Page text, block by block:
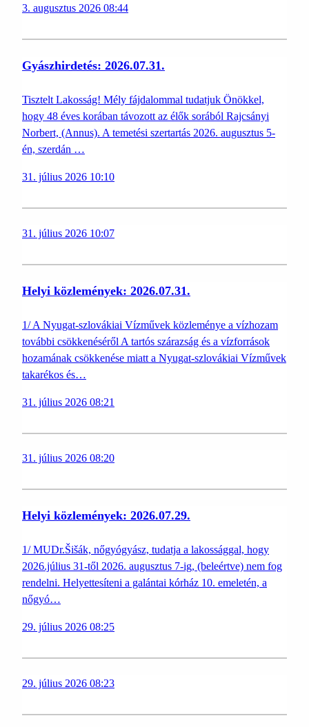
3. augusztus 2026 08:44
Gyászhirdetés: 2026.07.31.
Tisztelt Lakosság! Mély fájdalommal tudatjuk Önökkel,
hogy 48 éves korában távozott az élők sorából Rajcsányi
Norbert, (Annus). A temetési szertartás 2026. augusztus 5-
én, szerdán …
31. július 2026 10:10
31. július 2026 10:07
Helyi közlemények: 2026.07.31.
1/ A Nyugat-szlovákiai Vízművek közleménye a vízhozam
további csökkenéséről A tartós szárazság és a vízforrások
hozamának csökkenése miatt a Nyugat-szlovákiai Vízművek
takarékos és…
31. július 2026 08:21
31. július 2026 08:20
Helyi közlemények: 2026.07.29.
1/ MUDr.Šišák, nőgyógyász, tudatja a lakossággal, hogy
2026.július 31-től 2026. augusztus 7-ig, (beleértve) nem fog
rendelni. Helyettesíteni a galántai kórház 10. emeletén, a
nőgyó…
29. július 2026 08:25
29. július 2026 08:23